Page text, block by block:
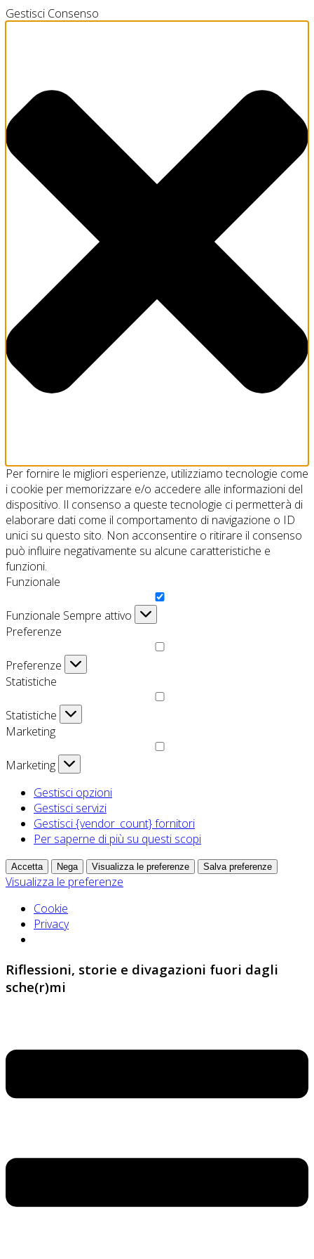
Gestisci Consenso
Per fornire le migliori esperienze, utilizziamo tecnologie come
i cookie per memorizzare e/o accedere alle informazioni del
dispositivo. Il consenso a queste tecnologie ci permetterà di
elaborare dati come il comportamento di navigazione o ID
unici su questo sito. Non acconsentire o ritirare il consenso
può influire negativamente su alcune caratteristiche e
funzioni.
Funzionale
Funzionale Sempre attivo
Preferenze
Preferenze
Statistiche
Statistiche
Marketing
Marketing
Gestisci opzioni
Gestisci servizi
Gestisci {vendor_count} fornitori
Per saperne di più su questi scopi
Accetta Nega Visualizza le preferenze Salva preferenze
Visualizza le preferenze
Cookie
Privacy
Riflessioni, storie e divagazioni fuori dagli
sche(r)mi